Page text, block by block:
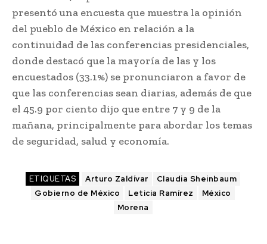
presentó una encuesta que muestra la opinión
del pueblo de México en relación a la
continuidad de las conferencias presidenciales,
donde destacó que la mayoría de las y los
encuestados (33.1%) se pronunciaron a favor de
que las conferencias sean diarias, además de que
el 45.9 por ciento dijo que entre 7 y 9 de la
mañana, principalmente para abordar los temas
de seguridad, salud y economía.
ETIQUETAS Arturo Zaldívar
Claudia Sheinbaum
Gobierno de México
Leticia Ramírez
México
Morena